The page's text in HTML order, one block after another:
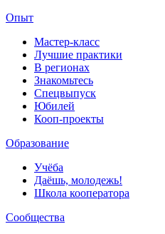
Опыт
Мастер-класс
Лучшие практики
В регионах
Знакомьтесь
Спецвыпуск
Юбилей
Кооп-проекты
Образование
Учёба
Даёшь, молодежь!
Школа кооператора
Сообщества